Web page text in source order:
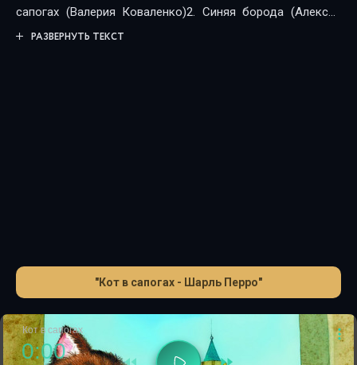
сапогах (Валерия Коваленко)2. Синяя борода (Алексей
Горб)3. Ослиная кожа (Валерия Коваленко)
РАЗВЕРНУТЬ ТЕКСТ
"Кот в сапогах - Шарль Перро"
Кот в сапогах
0:00